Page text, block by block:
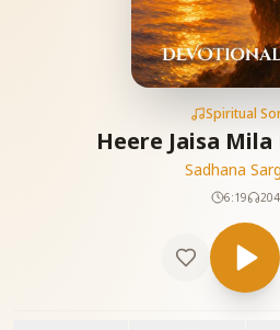
Spiritual
Heere Jaisa Mila
Sadhana
6:19 204